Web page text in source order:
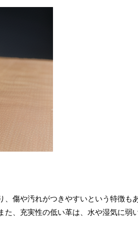
傷や汚れがつきやすいという特徴も
、充実性の低い革は、水や湿気に弱